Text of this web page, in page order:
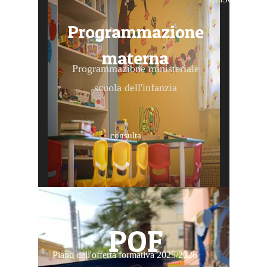
Programmazione
materna
Programmazione ministeriale
scuola dell'infanzia
consulta
POF
Piano dell'offerta formativa 2025/2026